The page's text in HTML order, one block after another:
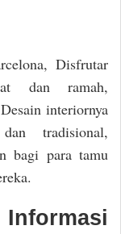
Disfrutar
dan ramah,
interiornya
tradisional,
bagi para tamu